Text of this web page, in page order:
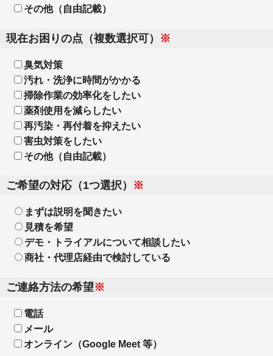
その他（自由記載）
現在お困りの点（複数選択可） ※
臭気対策
汚れ・洗浄に時間がかかる
掃除作業の効率化をしたい
薬剤使用を減らしたい
再汚染・再付着を抑えたい
害虫対策をしたい
その他（自由記載）
ご希望の対応（1つ選択） ※
まずは説明を聞きたい
見積を希望
デモ・トライアルについて相談したい
商社・代理店経由で検討している
ご連絡方法の希望※
電話
メール
オンライン（Google Meet 等）